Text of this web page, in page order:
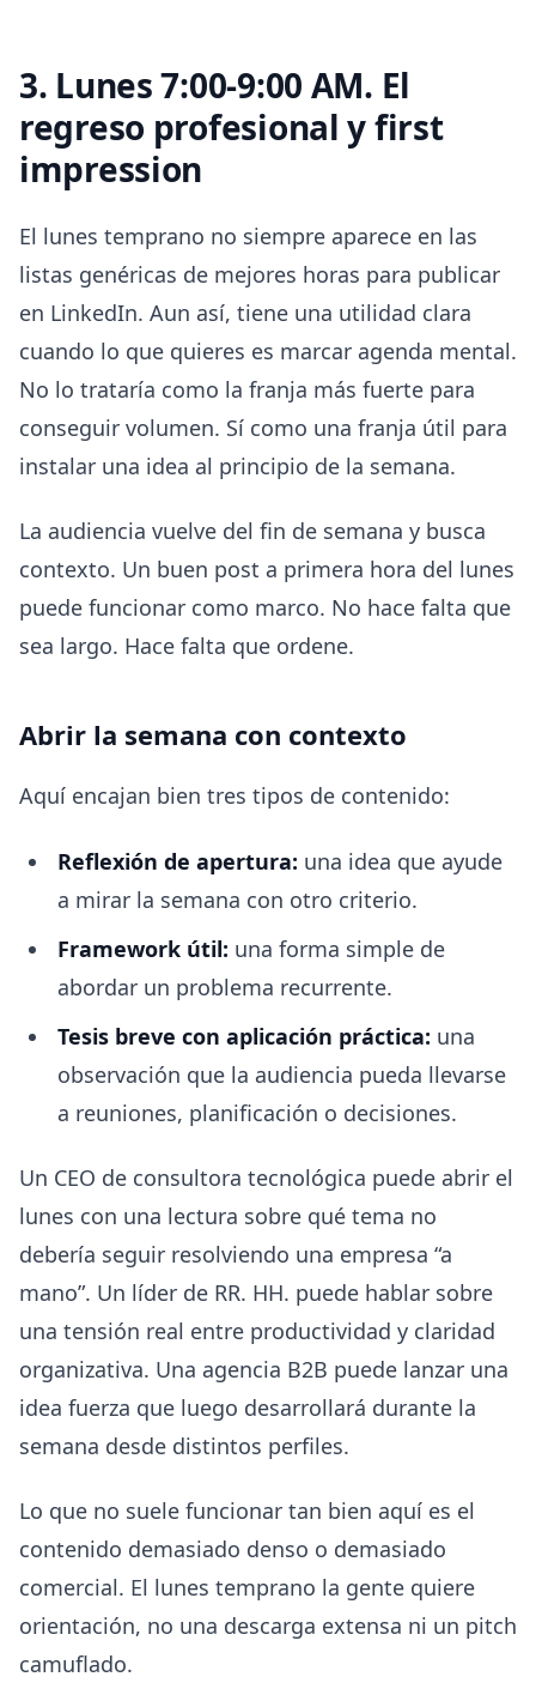
3. Lunes 7:00-9:00 AM. El
regreso profesional y first
impression
El lunes temprano no siempre aparece en las
listas genéricas de mejores horas para publicar
en LinkedIn. Aun así, tiene una utilidad clara
cuando lo que quieres es marcar agenda mental.
No lo trataría como la franja más fuerte para
conseguir volumen. Sí como una franja útil para
instalar una idea al principio de la semana.
La audiencia vuelve del fin de semana y busca
contexto. Un buen post a primera hora del lunes
puede funcionar como marco. No hace falta que
sea largo. Hace falta que ordene.
Abrir la semana con contexto
Aquí encajan bien tres tipos de contenido:
Reflexión de apertura: una idea que ayude
a mirar la semana con otro criterio.
Framework útil: una forma simple de
abordar un problema recurrente.
Tesis breve con aplicación práctica: una
observación que la audiencia pueda llevarse
a reuniones, planificación o decisiones.
Un CEO de consultora tecnológica puede abrir el
lunes con una lectura sobre qué tema no
debería seguir resolviendo una empresa “a
mano”. Un líder de RR. HH. puede hablar sobre
una tensión real entre productividad y claridad
organizativa. Una agencia B2B puede lanzar una
idea fuerza que luego desarrollará durante la
semana desde distintos perfiles.
Lo que no suele funcionar tan bien aquí es el
contenido demasiado denso o demasiado
comercial. El lunes temprano la gente quiere
orientación, no una descarga extensa ni un pitch
camuflado.